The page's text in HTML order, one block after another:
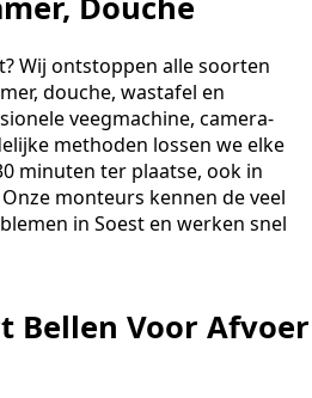
Wij ontstoppen alle soorten
douche, wastafel en
veegmachine, camera-
methoden lossen we elke
minuten ter plaatse, ook in
monteurs kennen de veel
in Soest en werken snel
Bellen Voor Afvoer